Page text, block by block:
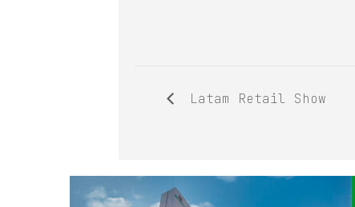
Latam Retail Show